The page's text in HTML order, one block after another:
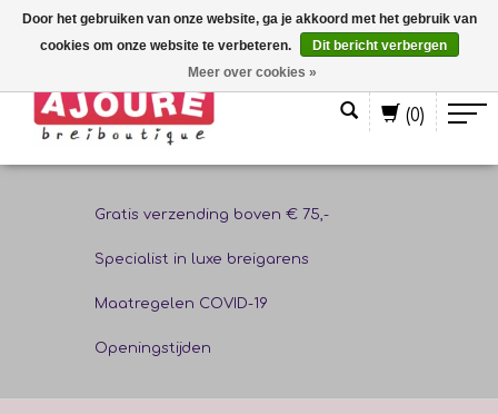
(0)
Gratis verzending boven € 75,-
Specialist in luxe breigarens
Maatregelen COVID-19
Openingstijden
Door het gebruiken van onze website, ga je akkoord met het gebruik van
cookies om onze website te verbeteren.
Dit bericht verbergen
Meer over cookies »